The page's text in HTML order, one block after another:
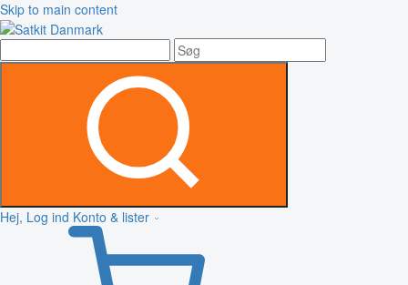
Skip to main content
Hej, Log ind Konto & lister